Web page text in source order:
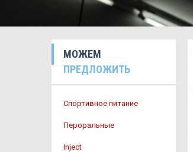
МОЖЕМ
ПРЕДЛОЖИТЬ
Спортивное питание
Пероральные
Inject